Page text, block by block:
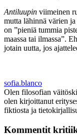
Antiluupin viimeinen
mutta lähinnä värien
on ”pieniä tummia
maassa tai ilmassa”.
jotain uutta, jos
sofia.blanco
Olen filosofian
olen kirjoittanut
fiktiosta ja
Kommentit